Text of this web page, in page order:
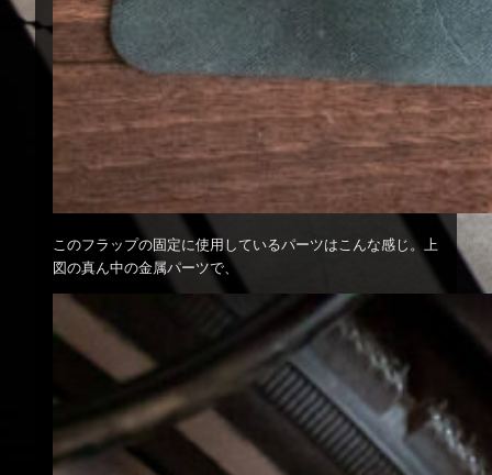
このフラップの固定に使用しているパーツはこんな感じ。上
図の真ん中の金属パーツで、